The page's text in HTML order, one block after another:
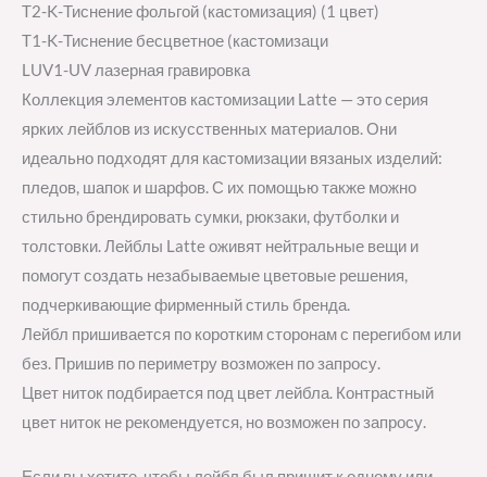
T2-K-Тиснение фольгой (кастомизация) (1 цвет)
T1-K-Тиснение бесцветное (кастомизаци
LUV1-UV лазерная гравировка
Коллекция элементов кастомизации Latte — это серия
ярких лейблов из искусственных материалов. Они
идеально подходят для кастомизации вязаных изделий:
пледов, шапок и шарфов. С их помощью также можно
стильно брендировать сумки, рюкзаки, футболки и
толстовки. Лейблы Latte оживят нейтральные вещи и
помогут создать незабываемые цветовые решения,
подчеркивающие фирменный стиль бренда.
Лейбл пришивается по коротким сторонам с перегибом или
без. Пришив по периметру возможен по запросу.
Цвет ниток подбирается под цвет лейбла. Контрастный
цвет ниток не рекомендуется, но возможен по запросу.